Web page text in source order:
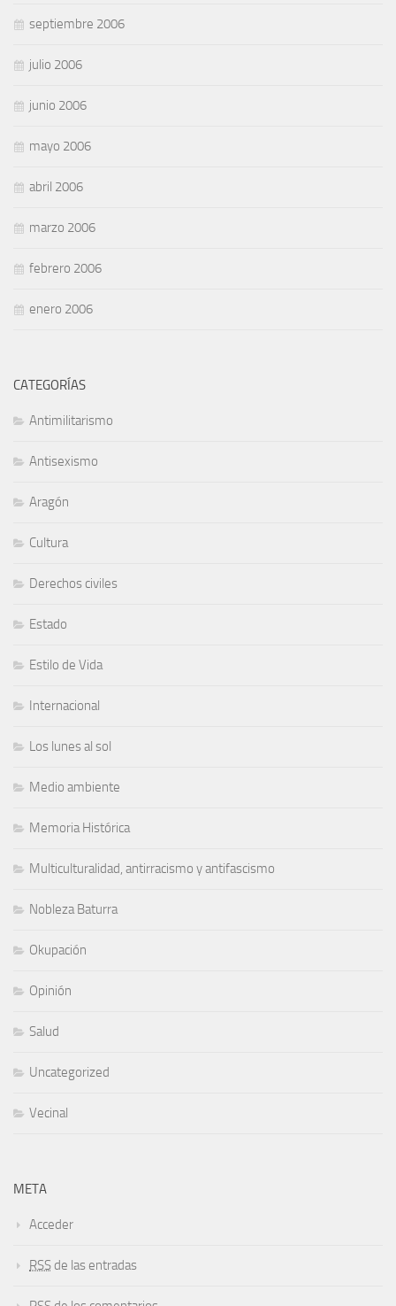
septiembre 2006
julio 2006
junio 2006
mayo 2006
abril 2006
marzo 2006
febrero 2006
enero 2006
CATEGORÍAS
Antimilitarismo
Antisexismo
Aragón
Cultura
Derechos civiles
Estado
Estilo de Vida
Internacional
Los lunes al sol
Medio ambiente
Memoria Histórica
Multiculturalidad, antirracismo y antifascismo
Nobleza Baturra
Okupación
Opinión
Salud
Uncategorized
Vecinal
META
Acceder
RSS de las entradas